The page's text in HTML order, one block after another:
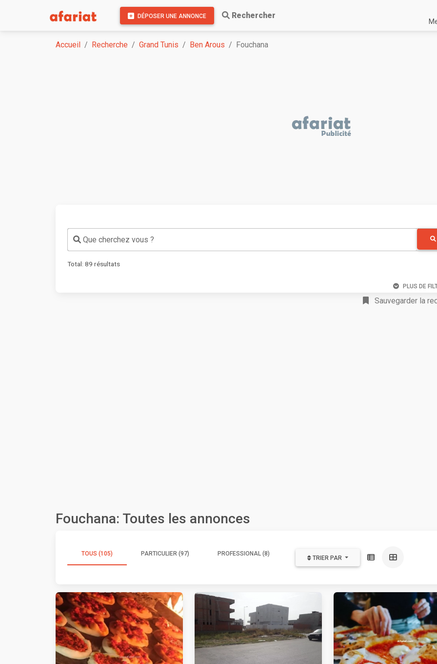
DÉPOSER UNE ANNONCE Rechercher
Accueil Recherche Grand Tunis Ben Arous Fouchana
Que cherchez vous ?
Total: 89 résultats
PLUS DE
Sauvegarder la
Fouchana: Toutes les annonces
TOUS (105) PARTICULIER (97) PROFESSIONAL (8)
TRIER PAR